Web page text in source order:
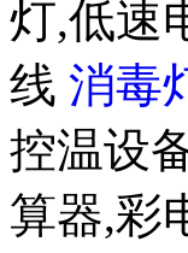
灯,低速
线 消毒
控温设
算器,彩